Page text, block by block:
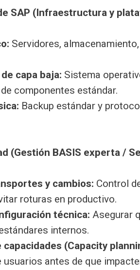
SAP (Infraestructura y
Servidores,
capa baja: Sistema
componentes estándar.
Backup estándar y
(Gestión BASIS experta /
y cambios: Control
roturas en productivo.
técnica: Asegurar
internos.
(Capacity
usuarios antes de que